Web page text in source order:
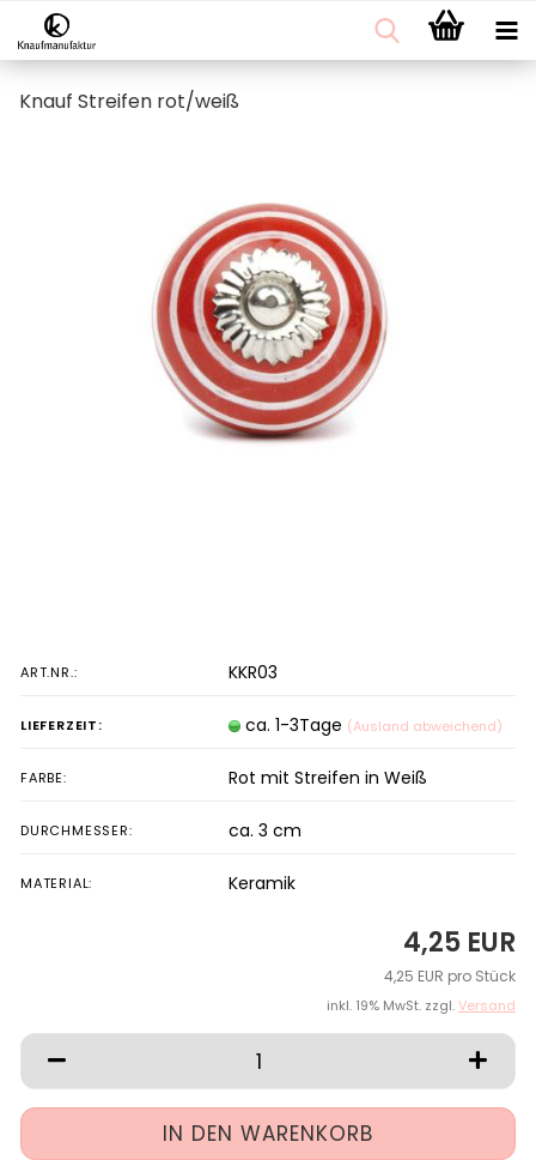
Knauf Streifen rot/weiß
ART.NR.: KKR03
LIEFERZEIT: ca. 1-3Tage (Ausland abweichend)
FARBE: Rot mit Streifen in Weiß
DURCHMESSER: ca. 3 cm
MATERIAL: Keramik
4,25 EUR
4,25 EUR pro Stück
inkl. 19% MwSt. zzgl.Versand